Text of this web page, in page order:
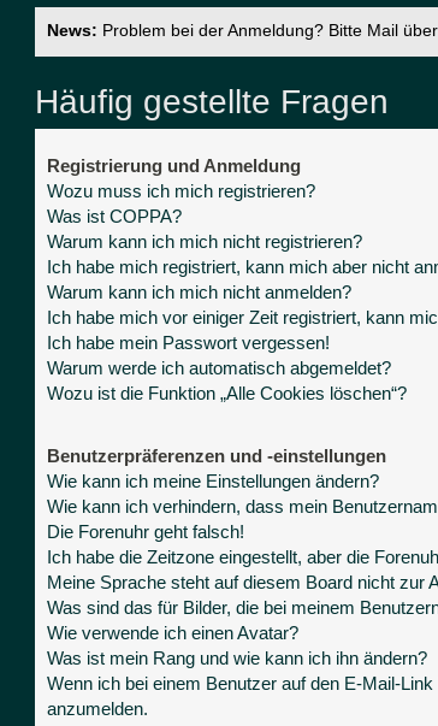
News: Problem bei der Anmeldung? Bitte Mail
Häufig gestellte Fragen
Registrierung und Anmeldung
Wozu muss ich mich registrieren?
Was ist COPPA?
Warum kann ich mich nicht registrieren?
Ich habe mich registriert, kann mich aber nicht
Warum kann ich mich nicht anmelden?
Ich habe mich vor einiger Zeit registriert, kann
Ich habe mein Passwort vergessen!
Warum werde ich automatisch abgemeldet?
Wozu ist die Funktion „Alle Cookies löschen“?
Benutzerpräferenzen und -einstellungen
Wie kann ich meine Einstellungen ändern?
Wie kann ich verhindern, dass mein
Die Forenuhr geht falsch!
Ich habe die Zeitzone eingestellt, aber die
Meine Sprache steht auf diesem Board nicht zur
Was sind das für Bilder, die bei meinem
Wie verwende ich einen Avatar?
Was ist mein Rang und wie kann ich ihn ändern?
Wenn ich bei einem Benutzer auf den E-Mail-
anzumelden.